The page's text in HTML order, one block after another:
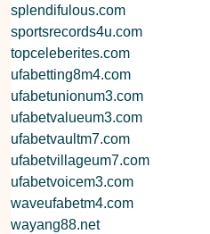
splendifulous.com
sportsrecords4u.com
topceleberites.com
ufabetting8m4.com
ufabetunionum3.com
ufabetvalueum3.com
ufabetvaultm7.com
ufabetvillageum7.com
ufabetvoicem3.com
waveufabetm4.com
wayang88.net